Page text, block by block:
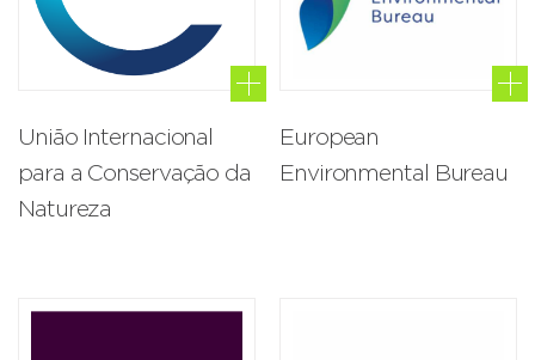
União Internacional
para a Conservação da
Natureza
European
Environmental Bureau